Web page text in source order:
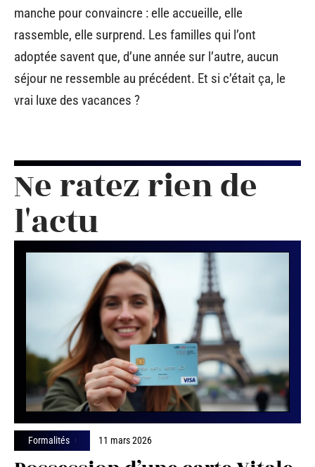
manche pour convaincre : elle accueille, elle
rassemble, elle surprend. Les familles qui l’ont
adoptée savent que, d’une année sur l’autre, aucun
séjour ne ressemble au précédent. Et si c’était ça, le
vrai luxe des vacances ?
Ne ratez rien de
l'actu
Formalités 11 mars 2026